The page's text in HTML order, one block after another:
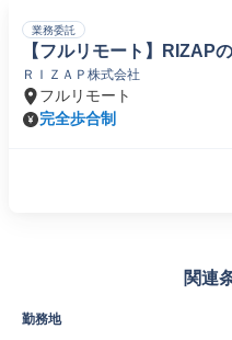
業務委託
【フルリモート】RIZAP
ＲＩＺＡＰ株式会社
フルリモート
完全歩合制
関連
勤務地